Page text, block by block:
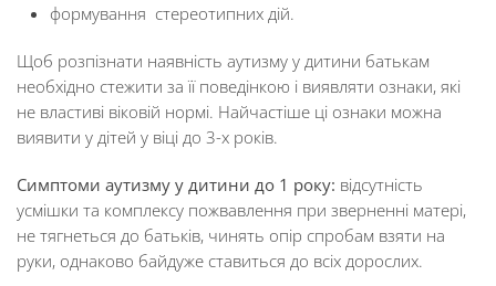
формування стереотипних дій.
Щоб розпізнати наявність аутизму у дитини батькам
необхідно стежити за її поведінкою і виявляти ознаки, які
не властиві віковій нормі. Найчастіше ці ознаки можна
виявити у дітей у віці до 3-х років.
Симптоми аутизму у дитини до 1 року: відсутність
усмішки та комплексу пожвавлення при зверненні матері,
не тягнеться до батьків, чинять опір спробам взяти на
руки, однаково байдуже ставиться до всіх дорослих.